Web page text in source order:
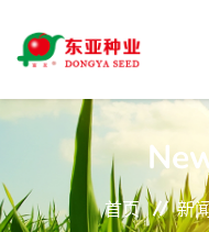
网站首页
关于东亚 首页 新